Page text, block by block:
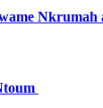
Nkrumah